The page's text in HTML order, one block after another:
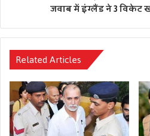
जवाब में इंग्लैंड ने 3 विकेट
Related Articles